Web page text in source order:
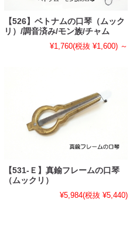
【526】ベトナムの口琴（ムック
リ）/調音済み/モン族/チャム
¥1,760(税抜 ¥1,600) ～
【531-Ｅ】真鍮フレームの口琴
（ムックリ）
¥5,984(税抜 ¥5,440)